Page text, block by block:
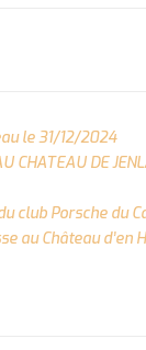
le 31/12/2024
CHATEAU DE
club Porsche du
au Château d’en